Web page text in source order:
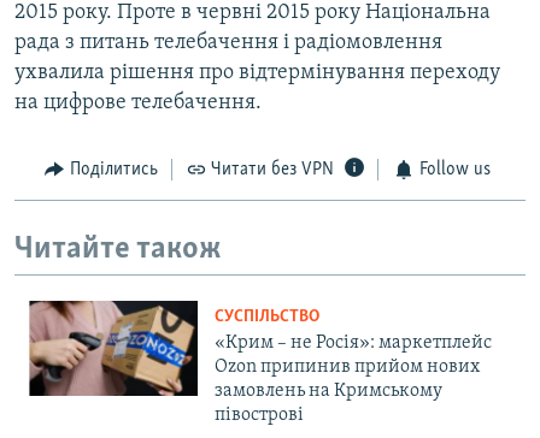
2015 року. Проте в червні 2015 року Національна
рада з питань телебачення і радіомовлення
ухвалила рішення про відтермінування переходу
на цифрове телебачення.
Поділитись Читати без VPN Follow us
Читайте також
СУСПІЛЬСТВО
«Крим – не Росія»: маркетплейс
Ozon припинив прийом нових
замовлень на Кримському
півострові